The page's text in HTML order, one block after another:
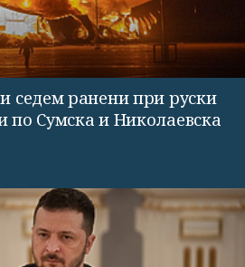
седем ранени при руски
по Сумска и Николаевска